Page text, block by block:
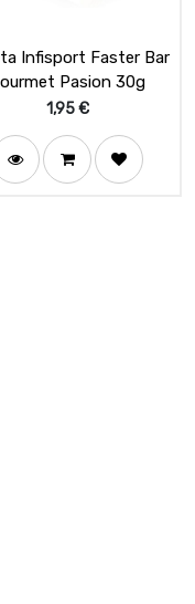
Infisport Faster Bar
Pasion 30g
1,95€